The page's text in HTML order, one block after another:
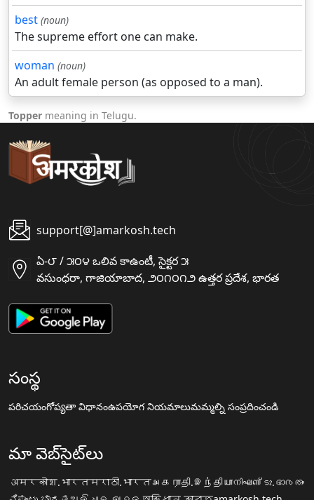
best (noun)
The supreme effort one can make.
woman (noun)
An adult female person (as opposed to a man).
Topper meaning in Telugu.
support[@]amarkosh.tech
ఏ-౮ / ౫౦౪ ఒలివ కాఉంటీ, సైక్టర ౫
వసుంధరా, గాజియాబాద, ౨౦౧౦౧౨ ఉత్తర ప్రదేశ, భారత
సంస్థ
పరిచయంగోప్యతా విధానంఉపయోగ నియమాలుమమ్మల్ని సంప్రదించండి
మా వెబ్‌సైట్‌లు
अमरकोश.भारतमराठी.भारतஅகராதி.இந்தியாനിഘണ്ടു.ഭാരതം